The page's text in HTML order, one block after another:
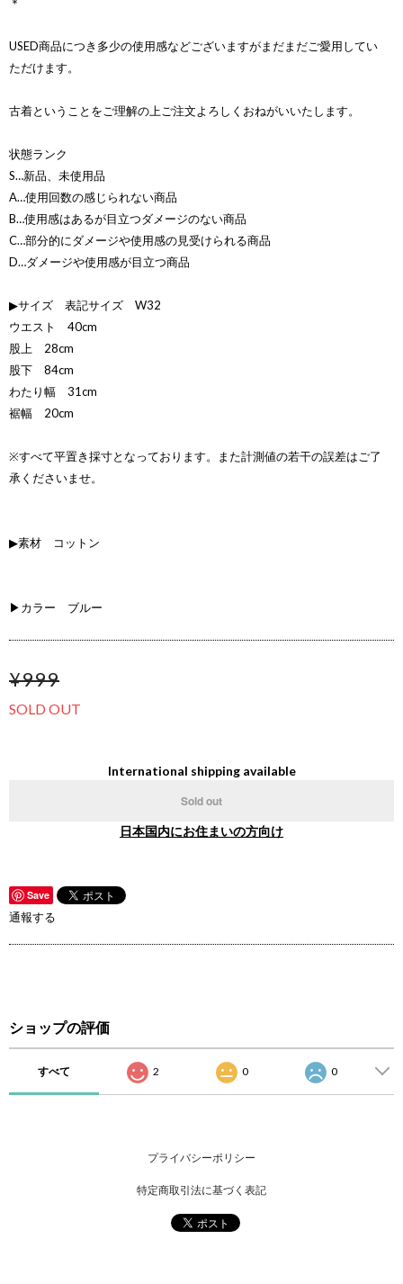
USED商品につき多少の使用感などございますがまだまだご愛用してい
ただけます。
古着ということをご理解の上ご注文よろしくおねがいいたします。
状態ランク
S…新品、未使用品
A…使用回数の感じられない商品
B…使用感はあるが目立つダメージのない商品
C…部分的にダメージや使用感の見受けられる商品
D…ダメージや使用感が目立つ商品
▶サイズ 表記サイズ W32
ウエスト 40cm
股上 28cm
股下 84cm
わたり幅 31cm
裾幅 20cm
※すべて平置き採寸となっております。また計測値の若干の誤差はご了
承くださいませ。
▶素材 コットン
▶カラー ブルー
¥999
SOLD OUT
International shipping available
Sold out
日本国内にお住まいの方向け
Save
通報する
ショップの評価
すべて 2 0 0
プライバシーポリシー
特定商取引法に基づく表記